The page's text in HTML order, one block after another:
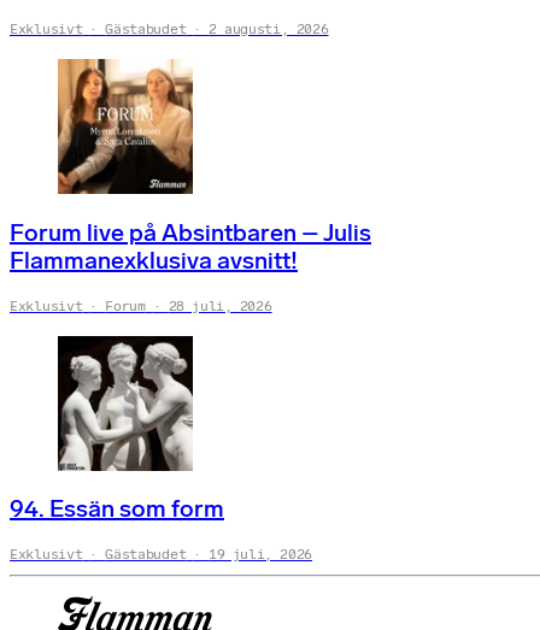
Exklusivt Gästabudet 2 augusti, 2026
Forum live på Absintbaren – Julis
Flammanexklusiva avsnitt!
Exklusivt Forum 28 juli, 2026
94. Essän som form
Exklusivt Gästabudet 19 juli, 2026